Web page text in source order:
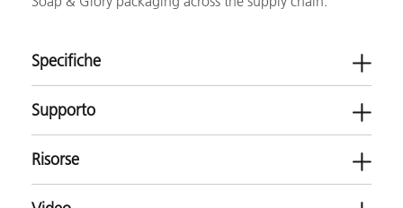
Specifiche
Supporto
Risorse